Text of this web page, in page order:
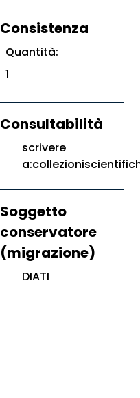
Consistenza
Quantità:
1
Consultabilità
scrivere
Soggetto
conservatore
(migrazione)
DIATI